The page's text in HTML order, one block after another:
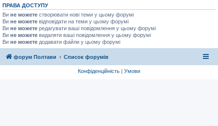
ПРАВА ДОСТУПУ
Ви не можете створювати нові теми у цьому форумі
Ви не можете відповідати на теми у цьому форумі
Ви не можете редагувати ваші повідомлення у цьому форумі
Ви не можете видаляти ваші повідомлення у цьому форумі
Ви не можете додавати файли у цьому форумі
форум Полтави Список форумів
Конфіденційність | Умови